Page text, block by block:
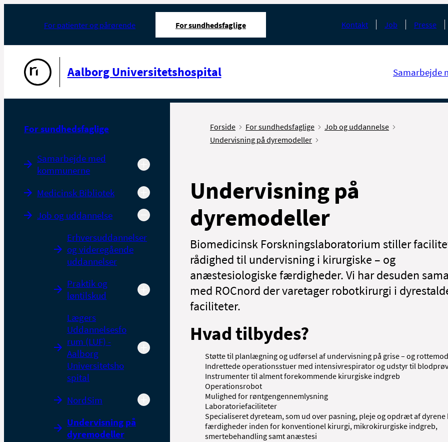
For patienter og pårørende For sundhedsfaglige Kontakt Job Presse
Aalborg Universitetshospital Samarbejde
For sundhedsfaglige
Samarbejde med
kommunerne
Medicinsk Bibliotek
Job og uddannelse
Erhversuddannelser
og videregående
uddannelser
Praktik og
løntilskud
Lægers
Uddannelsesfo
rum (LUF) -
Aalborg
Universitetsho
spital
NordSim
Undervisning på
dyremodeller
Forside For sundhedsfaglige
Job og uddannelse
Undervisning på dyremodeller
Undervisning på
dyremodeller
Biomedicinsk Forskningslaboratorium stiller
rådighed til undervisning i kirurgiske – og
anæstesiologiske færdigheder. Vi har desuden
med ROCnord der varetager robotkirurgi i
faciliteter.
Hvad tilbydes?
Støtte til planlægning og udførsel af undervisning på grise – og
Indrettede operationsstuer med intensivrespirator og udstyr til
Instrumenter til alment forekommende kirurgiske indgreb
Operationsrobot
Mulighed for røntgengennemlysning
Laboratoriefaciliteter
Specialiseret dyreteam, som ud over pasning, pleje og opdræt af dyrene
færdigheder inden for konventionel kirurgi, mikrokirurgiske indgreb,
smertebehandling samt anæstesi